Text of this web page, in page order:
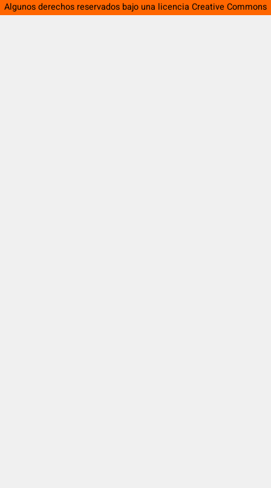
Algunos derechos reservados bajo una licencia Creative Commons